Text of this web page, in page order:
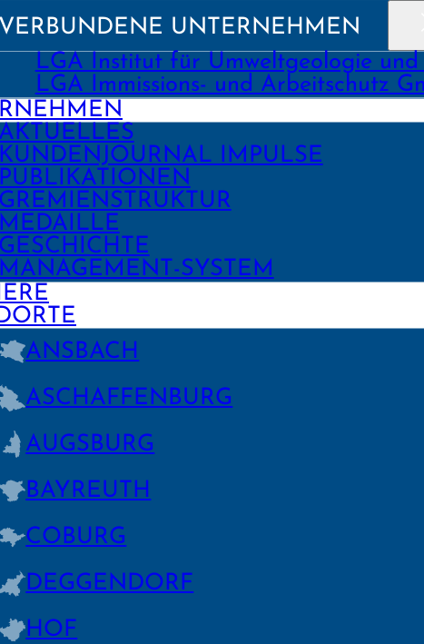
UNTERNEHMEN
LGA Institut für Umweltgeologie
LGA Immissions- und Arbeitschutz
IMPULSE
SYSTEM
ANSBACH
ASCHAFFEN­BURG
AUGSBURG
BAYREUTH
COBURG
DEGGEN­DORF
HOF